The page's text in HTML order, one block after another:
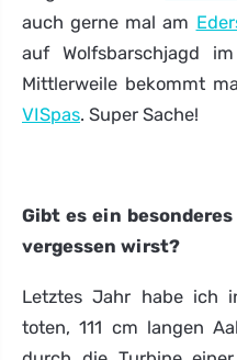
auch gerne mal am
auf Wolfsbarschjagd im
Mittlerweile bekommt
VISpas. Super Sache!
Gibt es ein
vergessen wirst?
Letztes Jahr habe ich
toten, 111 cm langen